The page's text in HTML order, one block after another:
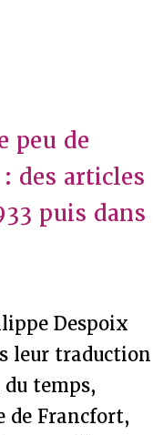
peu de
des articles
puis dans
Despoix
leur traduction
temps,
de Francfort,